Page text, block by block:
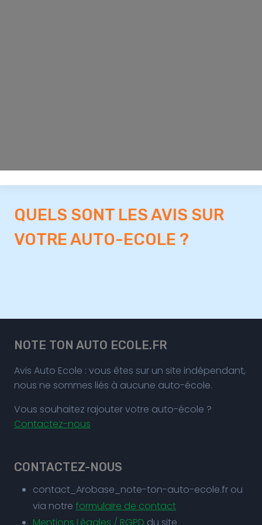
QUELS SONT LES AVIS SUR
VOTRE AUTO-ECOLE ?
NOTE TON AUTO ECOLE.FR
Avis Auto Ecole : vous êtes sur un site indépendant,
nous ne sommes liés à aucune auto-école.
Vous souhaitez rajouter votre auto-école ?
Contactez-nous
CONTACTEZ-NOUS
contact_Arobase_note-ton-auto-ecole.fr ou
via notre formulaire de contact
Mentions Légales / RGPD du site